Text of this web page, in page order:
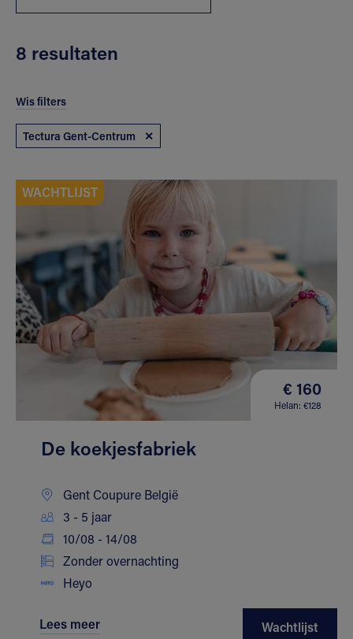
8 resultaten
Wis filters
Tectura Gent-Centrum ✕
WACHTLIJST
€ 160
Helan: €128
De koekjesfabriek
Gent Coupure België
3 - 5 jaar
10/08 - 14/08
Zonder overnachting
Heyo
Lees meer Wachtlijst